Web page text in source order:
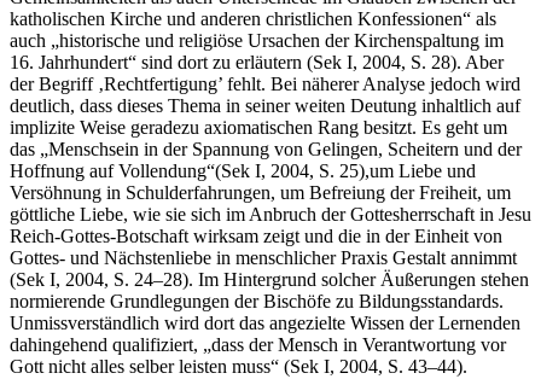
katho­lischen Kirche und anderen christlichen Konfessionen“ als
auch „historische und religiöse Ursachen der Kirchenspaltung im
16. Jahrhundert“ sind dort zu erläutern (Sek I, 2004, S. 28). Aber
der Begriff ‚Rechtfertigung’ fehlt. Bei näherer Analyse jedoch wird
deutlich, dass dieses Thema in seiner weiten Deutung inhaltlich auf
implizite Weise geradezu axiomatischen Rang besitzt. Es geht um
das „Menschsein in der Spannung von Gelingen, Scheitern und der
Hoffnung auf Vollendung“(Sek I, 2004, S. 25),um Liebe und
Versöhnung in Schulderfahrungen, um Befreiung der Freiheit, um
göttliche Liebe, wie sie sich im Anbruch der Gottesherrschaft in Jesu
Reich-Gottes-Botschaft wirksam zeigt und die in der Einheit von
Gottes- und Nächstenliebe in menschlicher Praxis Gestalt annimmt
(Sek I, 2004, S. 24–28). Im Hintergrund solcher Äußerungen stehen
normierende Grundlegungen der Bischöfe zu Bildungsstandards.
Unmissverständlich wird dort das angezielte Wissen der Lernenden
dahingehend qualifiziert, „dass der Mensch in Verantwortung vor
Gott nicht alles selber leisten muss“ (Sek I, 2004, S. 43–44).